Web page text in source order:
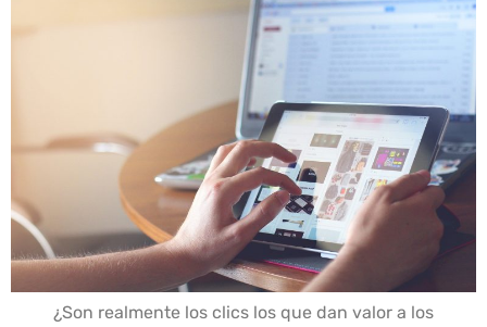
¿Son realmente los clics los que dan valor a los